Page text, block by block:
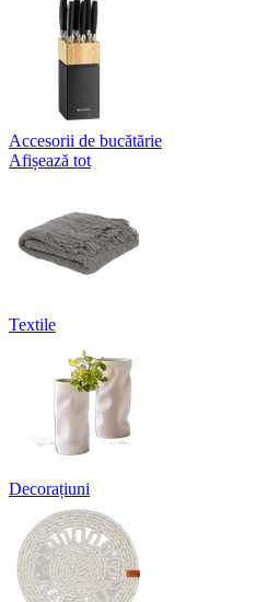
Accesorii de bucătărie
Afișează tot
Textile
Decorațiuni